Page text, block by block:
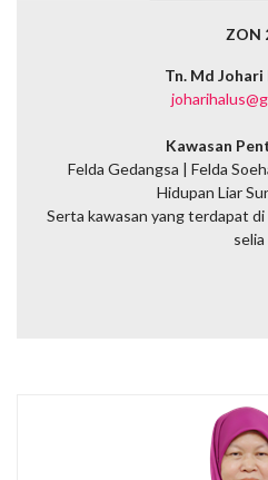
ZON
Tn. Md Johari
Kawasan
Felda Gedangsa | Felda
Hidupan Liar
Serta kawasan yang terdapat di
selia